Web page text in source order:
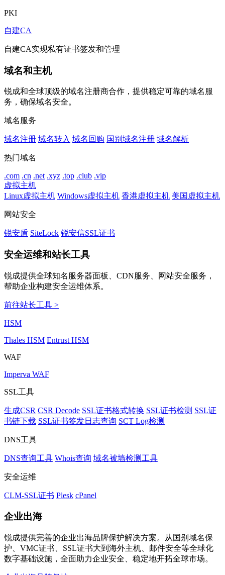
PKI
自建CA
自建CA实现私有证书签发和管理
域名和主机
锐成和全球顶级的域名注册商合作，提供稳定可靠的域名服
务，确保域名安全。
域名服务
域名注册 域名转入 域名回购 国别域名注册 域名解析
热门域名
.com .cn .net .xyz .top .club .vip
虚拟主机
Linux虚拟主机 Windows虚拟主机 香港虚拟主机 美国虚拟主机
网站安全
锐安盾 SiteLock 锐安信SSL证书
安全运维和站长工具
锐成提供全球知名服务器面板、CDN服务、网站安全服务，
帮助企业构建安全运维体系。
前往站长工具 >
HSM
Thales HSM Entrust HSM
WAF
Imperva WAF
SSL工具
生成CSR CSR Decode SSL证书格式转换 SSL证书检测 SSL证
书链下载 SSL证书签发日志查询 SCT Log检测
DNS工具
DNS查询工具 Whois查询 域名被墙检测工具
安全运维
CLM-SSL证书 Plesk cPanel
企业出海
锐成提供完善的企业出海品牌保护解决方案。从国别域名保
护、VMC证书、SSL证书大到海外主机、邮件安全等全球化
数字基础设施，全面助力企业安全、稳定地开拓全球市场。